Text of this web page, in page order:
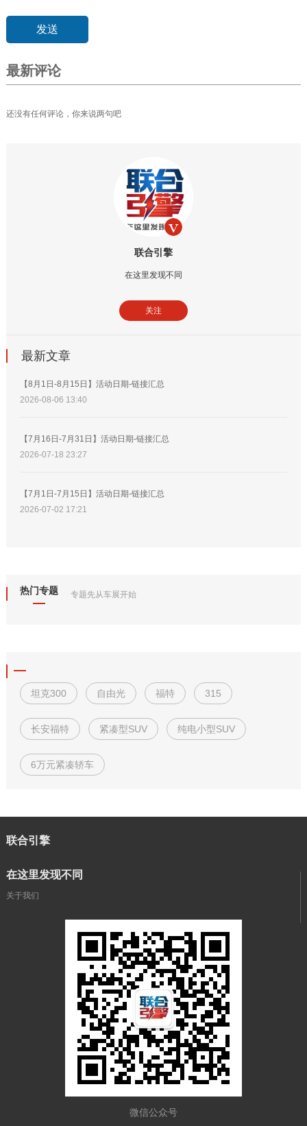
最新评论
还没有任何评论，你来说两句吧
联合引擎
在这里发现不同
关注
最新文章
【8月1日-8月15日】活动日期-链接汇总
2026-08-06 13:40
【7月16日-7月31日】活动日期-链接汇总
2026-07-18 23:27
【7月1日-7月15日】活动日期-链接汇总
2026-07-02 17:21
热门专题 专题先从车展开始
坦克300 自由光 福特 315
长安福特 紧凑型SUV 纯电小型SUV
6万元紧凑轿车
联合引擎
在这里发现不同
关于我们
微信公众号